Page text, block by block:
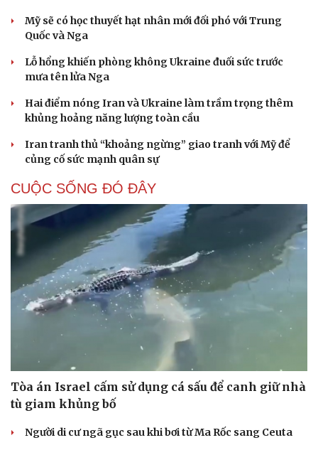
Mỹ sẽ có học thuyết hạt nhân mới đối phó với Trung
Quốc và Nga
Lỗ hổng khiến phòng không Ukraine đuối sức trước
mưa tên lửa Nga
Hai điểm nóng Iran và Ukraine làm trầm trọng thêm
khủng hoảng năng lượng toàn cầu
Iran tranh thủ “khoảng ngừng” giao tranh với Mỹ để
củng cố sức mạnh quân sự
CUỘC SỐNG ĐÓ ĐÂY
Tòa án Israel cấm sử dụng cá sấu để canh giữ nhà
tù giam khủng bố
Người di cư ngã gục sau khi bơi từ Ma Rốc sang Ceuta